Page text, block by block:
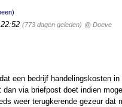
(773 dagen geleden) @ Doeve
een bedrijf handelingskosten
via briefpost doet indien
weer terugkerende gezeur dat